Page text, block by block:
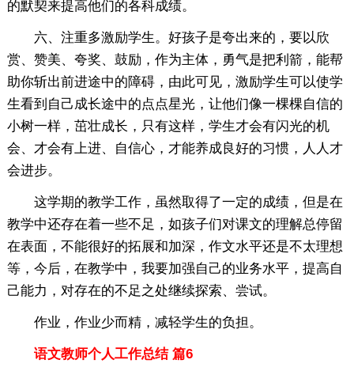
的默契来提高他们的各科成绩。
六、注重多激励学生。好孩子是夸出来的，要以欣
赏、赞美、夸奖、鼓励，作为主体，勇气是把利箭，能帮
助你斩出前进途中的障碍，由此可见，激励学生可以使学
生看到自己成长途中的点点星光，让他们像一棵棵自信的
小树一样，茁壮成长，只有这样，学生才会有闪光的机
会、才会有上进、自信心，才能养成良好的习惯，人人才
会进步。
这学期的教学工作，虽然取得了一定的成绩，但是在
教学中还存在着一些不足，如孩子们对课文的理解总停留
在表面，不能很好的拓展和加深，作文水平还是不太理想
等，今后，在教学中，我要加强自己的业务水平，提高自
己能力，对存在的不足之处继续探索、尝试。
作业，作业少而精，减轻学生的负担。
语文教师个人工作总结 篇6